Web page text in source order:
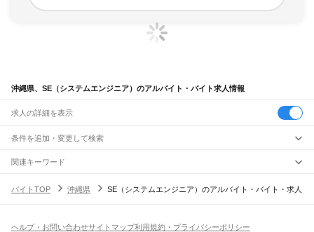
沖縄県、SE（システムエンジニア）のアルバイト・バイト求人情報
求人の詳細を表示
条件を追加・変更して検索
市区町村を追加・変更
沖縄県すべて
駅を追加・変更
那覇空港駅
赤嶺駅 小禄駅 奥武山公園駅壺川駅旭橋駅 県庁前駅 美栄橋駅
飲食・フードサービス
関連キーワード
沖縄県 IT・Web・ゲームエンジニア it
沖縄県 IT・Web・ゲームエンジニア 正社員募集
バイトTOP 沖縄県 SE（システムエンジニア）のアルバイト・バイト・求人
ヘルプ・お問い合わせサイトマップ利用規約・プライバシーポリシー